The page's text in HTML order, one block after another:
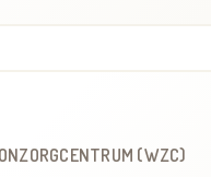
(WZC)